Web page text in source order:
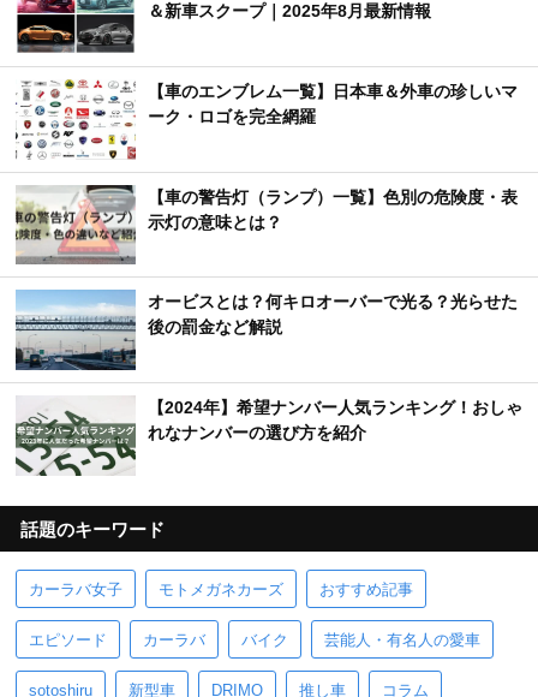
＆新車スクープ｜2025年8月最新情報
【車のエンブレム一覧】日本車＆外車の珍しいマ
ーク・ロゴを完全網羅
【車の警告灯（ランプ）一覧】色別の危険度・表
示灯の意味とは？
オービスとは？何キロオーバーで光る？光らせた
後の罰金など解説
【2024年】希望ナンバー人気ランキング！おしゃ
れなナンバーの選び方を紹介
話題のキーワード
カーラバ女子 モトメガネカーズ おすすめ記事
エピソード カーラバ バイク 芸能人・有名人の愛車
sotoshiru 新型車 DRIMO 推し車 コラム